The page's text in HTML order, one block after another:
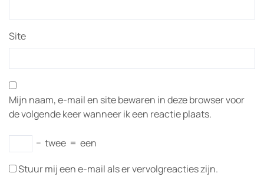
Site
Mijn naam, e-mail en site bewaren in deze browser voor
de volgende keer wanneer ik een reactie plaats.
− twee = een
Stuur mij een e-mail als er vervolgreacties zijn.